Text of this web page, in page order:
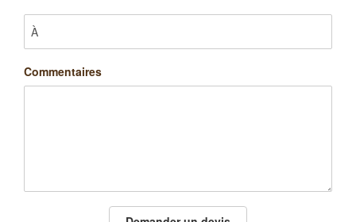
Commentaires